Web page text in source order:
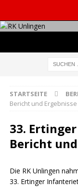
STARTSEITE
Bericht und Ergebnisse
33.
Bericht
Die RK Unlingen
33. Ertinger